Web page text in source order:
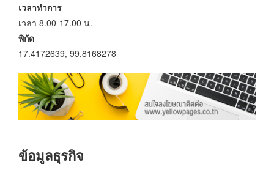
เวลาทำการ
เวลา 8.00-17.00 น.
พิกัด
17.4172639, 99.8168278
ข้อมูลธุรกิจ